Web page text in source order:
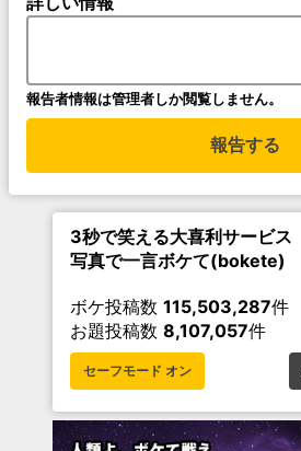
報告者情報は管理者しか閲覧しません。
報告する
3秒で笑える大喜利サービス
写真で一言ボケて(bokete)
ボケ投稿数 115,503,287件
お題投稿数 8,107,057件
セーフモード オン